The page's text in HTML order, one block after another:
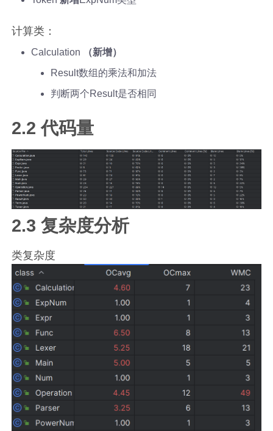
计算类：
Calculation
（新增）
Result数组的乘法和加法
判断两个Result是否相同
2.2 代码量
2.3 复杂度分析
类复杂度